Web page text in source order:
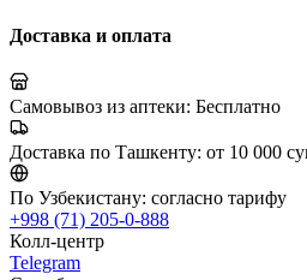
Доставка и оплата
Самовывоз из аптеки: Бесплатно
Доставка по Ташкенту: от 10 000
По Узбекистану: согласно тарифу
+998 (71) 205-0-888
Колл-центр
Telegram